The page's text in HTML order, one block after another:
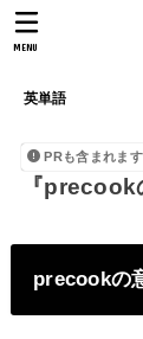
英単語
MENU
PRも含まれます
『precook
precookの